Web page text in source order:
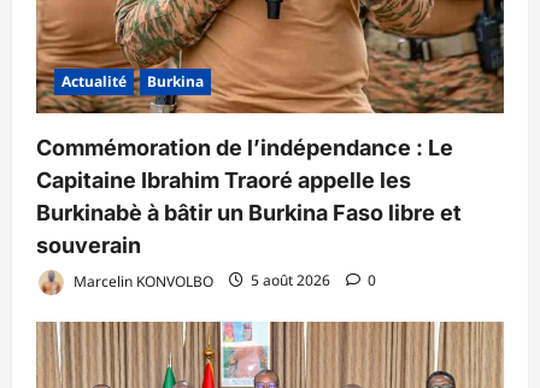
Actualité Burkina
Commémoration de l’indépendance : Le
Capitaine Ibrahim Traoré appelle les
Burkinabè à bâtir un Burkina Faso libre et
souverain
Marcelin KONVOLBO 5 août 2026 0